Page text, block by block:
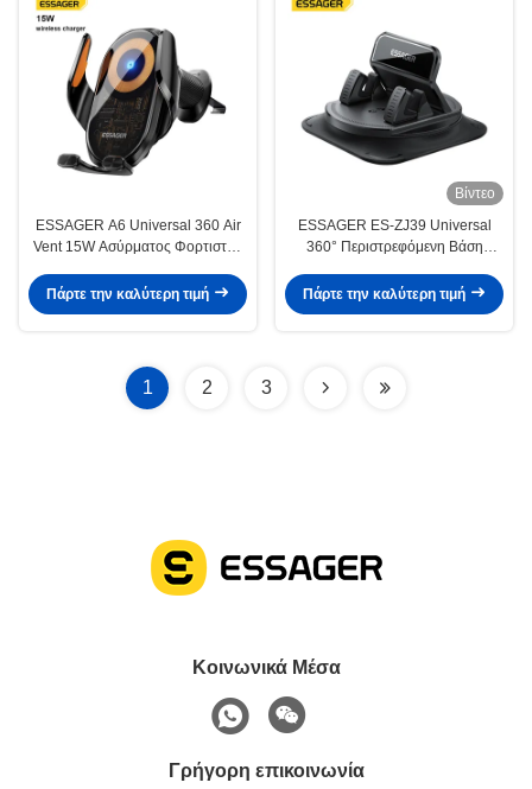
ESSAGER A6 Universal 360 Air
Vent 15W Ασύρματος Φορτιστής
Πάρτε την καλύτερη τιμή
Βίντεο
ESSAGER ES-ZJ39 Universal
360° Περιστρεφόμενη Βάση
για Κεντρική Κονσόλα
Πάρτε την καλύτερη τιμή
1 2 3
Κοινωνικά Μέσα
Γρήγορη επικοινωνία